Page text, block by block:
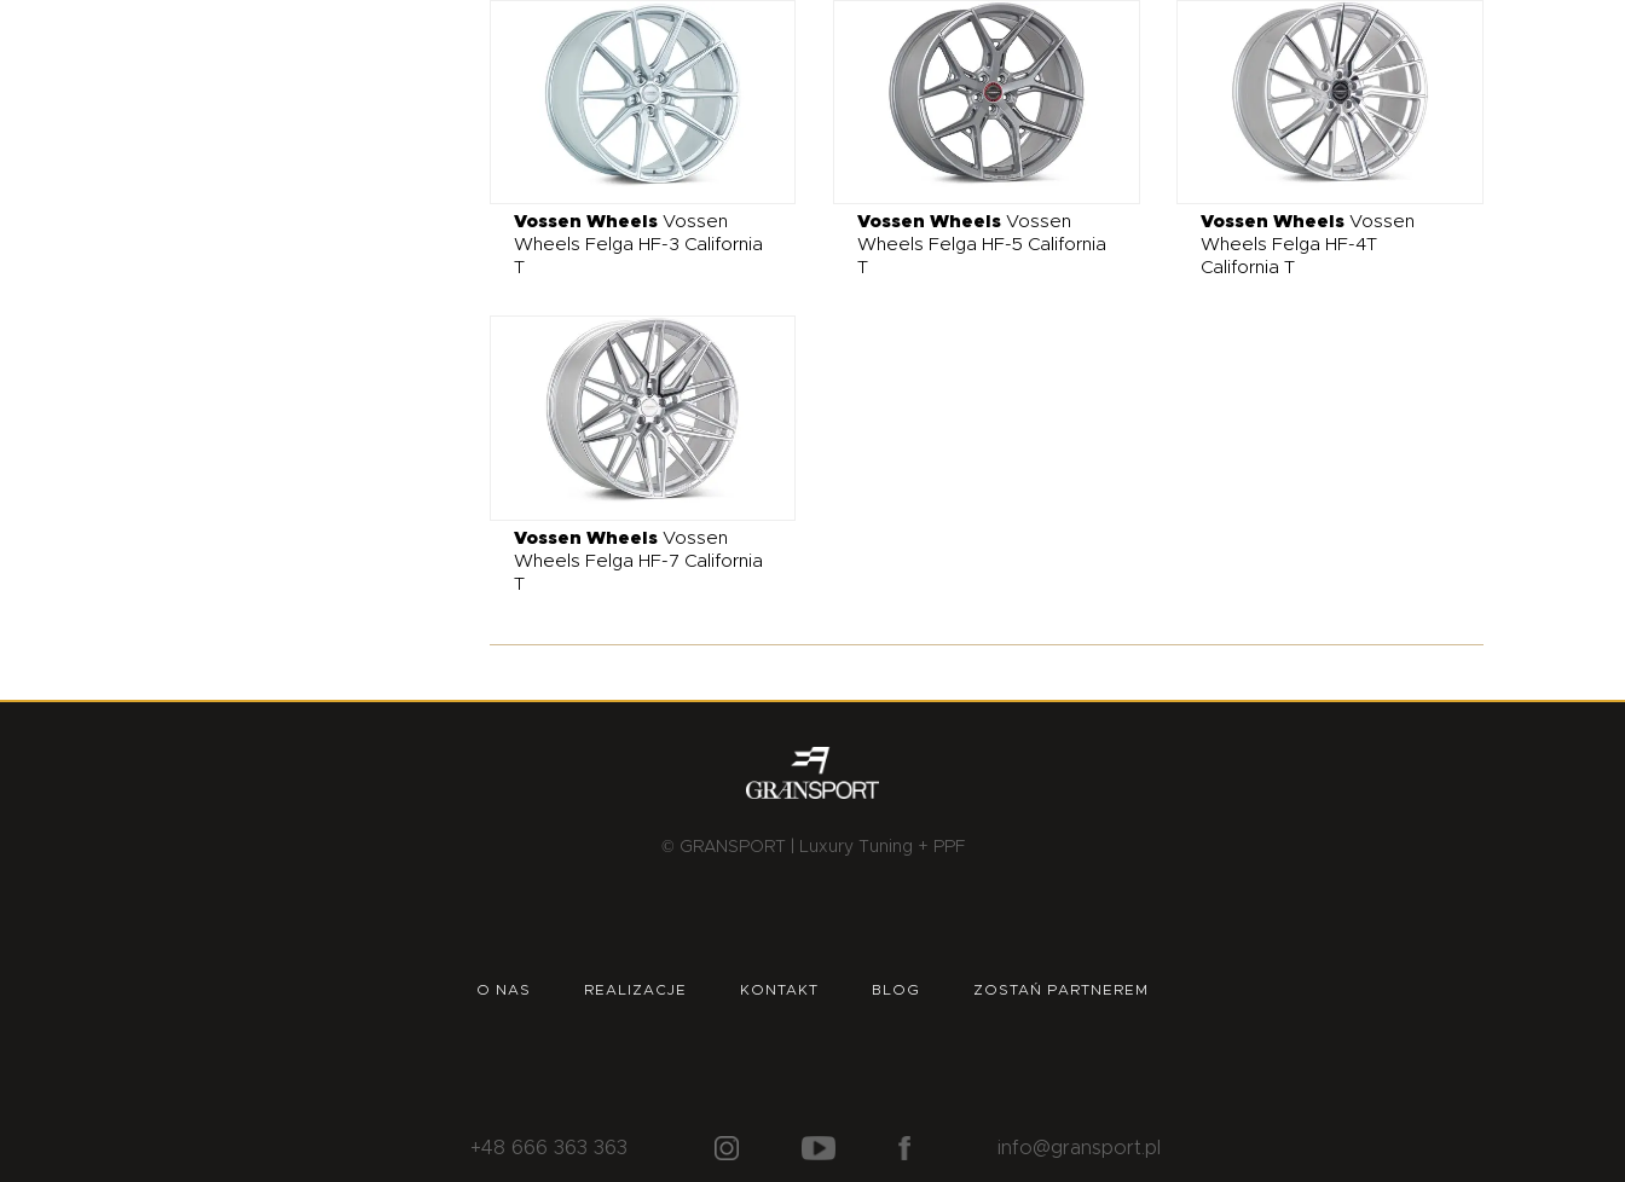
Vossen WheelsVossen
Wheels Felga HF-3 California
T
Vossen WheelsVossen
Wheels Felga HF-5 California
T
Vossen Wheels Vossen
Wheels Felga HF-4T
California T
Vossen WheelsVossen
Wheels Felga HF-7 California
T
© GRANSPORT | Luxury Tuning + PPF
O NAS REALIZACJE KONTAKT BLOG ZOSTAŃ PARTNEREM
+48 666 363 363 info@gransport.pl